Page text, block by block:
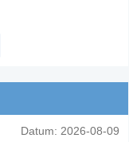
Datum: 2026-08-09